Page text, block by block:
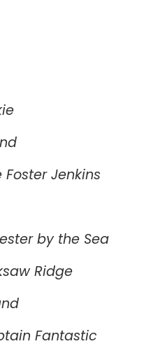
Foster Jenkins
by the Sea
Ridge
Fantastic